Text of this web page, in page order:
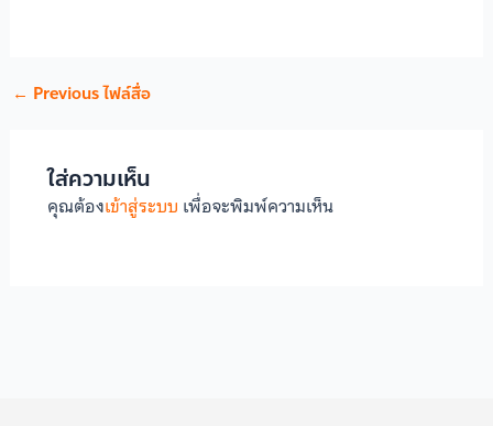
← Previous ไฟล์สื่อ
ใส่ความเห็น
คุณต้องเข้าสู่ระบบ เพื่อจะพิมพ์ความเห็น